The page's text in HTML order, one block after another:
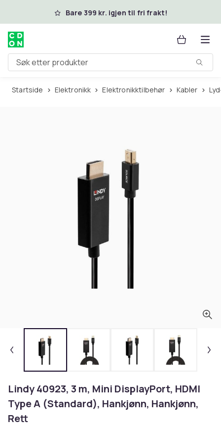
Hopp til hovedinnholdBare 399 kr. igjen til fri frakt!
Søk etter produkter
Startside Elektronikk Elektronikktilbehør Kabler
Lindy 40923, 3 m, Mini DisplayPort, HDMI
Type A (Standard), Hankjønn, Hankjønn,
Rett